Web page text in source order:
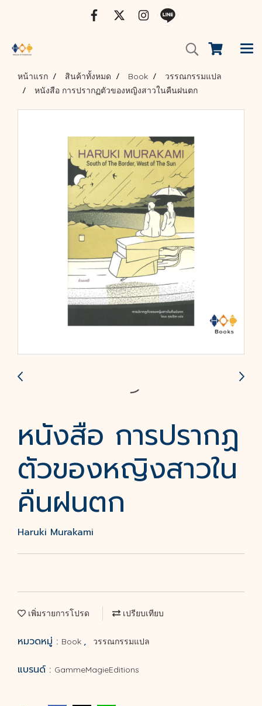
หน้าแรก สินค้าทั้งหมด Book
วรรณกรรมแปล
หนังสือ การปรากฏตัวของหญิงสาวในคืนฝนตก
หนังสือ การปรากฏ
ตัวของหญิงสาวใน
คืนฝนตก
Haruki Murakami
เพิ่มรายการโปรด เปรียบเทียบ
หมวดหมู่ : Book , วรรณกรรมแปล
แบรนด์ : GammeMagieEditions